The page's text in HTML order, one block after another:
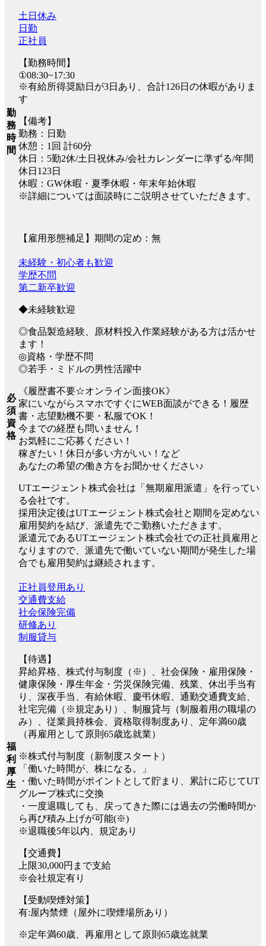
勤
務
時
間
土日休み
日勤
正社員
【勤務時間】
①08:30~17:30
※有給所得奨励日が3日あり、合計126日の休暇がありま
す
【備考】
勤務：日勤
休憩：1回 計60分
休日：5勤2休/土日祝休み/会社カレンダーに準ずる/年間
休日123日
休暇：GW休暇・夏季休暇・年末年始休暇
※詳細については面談時にご説明させていただきます。
【雇用形態補足】期間の定め：無
必
須
資
格
未経験・初心者も歓迎
学歴不問
第二新卒歓迎
◆未経験歓迎
◎食品製造経験、原材料投入作業経験がある方は活かせ
ます！
◎資格・学歴不問
◎若手・ミドルの男性活躍中
《履歴書不要☆オンライン面接OK》
家にいながらスマホですぐにWEB面談ができる！履歴
書・志望動機不要・私服でOK！
今までの経歴も問いません！
お気軽にご応募ください！
稼ぎたい！休日が多い方がいい！など
あなたの希望の働き方をお聞かせください♪
UTエージェント株式会社は「無期雇用派遣」を行ってい
る会社です。
採用決定後はUTエージェント株式会社と期間を定めない
雇用契約を結び、派遣先でご勤務いただきます。
派遣元であるUTエージェント株式会社での正社員雇用と
なりますので、派遣先で働いていない期間が発生した場
合でも雇用契約は継続されます。
福
利
厚
生
正社員登用あり
交通費支給
社会保険完備
研修あり
制服貸与
【待遇】
昇給昇格、株式付与制度（※）、社会保険・雇用保険・
健康保険・厚生年金・労災保険完備、残業、休出手当有
り、深夜手当、有給休暇、慶弔休暇、通勤交通費支給、
社宅完備（※規定あり）、制服貸与（制服着用の職場の
み）、従業員持株会、資格取得制度あり、定年満60歳
（再雇用として原則65歳迄就業）
※株式付与制度（新制度スタート）
「働いた時間が、株になる。」
・働いた時間がポイントとして貯まり、累計に応じてUT
グループ株式に交換
・一度退職しても、戻ってきた際には過去の労働時間か
ら再び積み上げが可能(※)
※退職後5年以内、規定あり
【交通費】
上限30,000円まで支給
※会社規定有り
【受動喫煙対策】
有:屋内禁煙（屋外に喫煙場所あり）
※定年満60歳、再雇用として原則65歳迄就業